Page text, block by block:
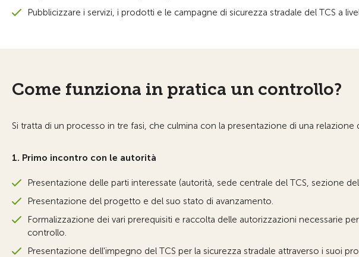
Pubblicizzare i servizi, i prodotti e le campagne di sicurezza stradale del TCS a
Come funziona in pratica un controllo?
Si tratta di un processo in tre fasi, che culmina con la presentazione di una
1. Primo incontro con le autorità
Presentazione delle parti interessate (autorità, sede centrale del TCS, sezione del
Presentazione del progetto e del suo stato di avanzamento.
Formalizzazione dei vari prerequisiti e raccolta delle autorizzazioni necessarie
controllo.
Presentazione dell'impegno del TCS per la sicurezza stradale attraverso i suoi